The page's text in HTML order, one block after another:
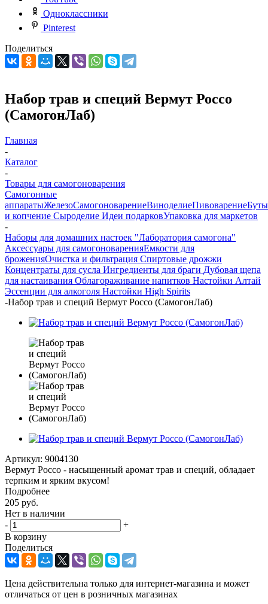
Одноклассники
Pinterest
Поделиться
Набор трав и специй Вермут Россо
(СамогонЛаб)
Главная
-
Каталог
-
Товары для самогоноварения
Самогонные
аппаратыЖелезоСамогоноварениеВиноделиеПивоварение
и копчение Сыроделие Идеи подарковУпаковка для маркетов
-
Наборы для домашних настоек "Лаборатория самогона"
Аксессуары для самогоноваренияЕмкости для
броженияОчистка и фильтрация Спиртовые дрожжи
Концентраты для сусла Ингредиенты для браги Дубовая щепа
для настаивания Облагораживание напитков Настойки Алтай
Эссенции для алкоголя Настойки High Spirits
-Набор трав и специй Вермут Россо (СамогонЛаб)
Артикул: 9004130
Вермут Россо - насыщенный аромат трав и специй, обладает
терпким и ярким вкусом!
Подробнее
205 руб.
Нет в наличии
-
+
В корзину
Поделиться
Цена действительна только для интернет-магазина и может
отличаться от цен в розничных магазинах